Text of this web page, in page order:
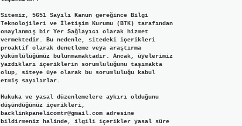
Sitemiz, 5651 Sayılı Kanun gereğince Bilgi
Teknolojileri ve İletişim Kurumu (BTK) tarafından
onaylanmış bir Yer Sağlayıcı olarak hizmet
vermektedir. Bu nedenle, sitedeki içerikleri
proaktif olarak denetleme veya araştırma
yükümlülüğümüz bulunmamaktadır. Ancak, üyelerimiz
yazdıkları içeriklerin sorumluluğunu taşımakta
olup, siteye üye olarak bu sorumluluğu kabul
etmiş sayılırlar.
Hukuka ve yasal düzenlemelere aykırı olduğunu
düşündüğünüz içerikleri,
backlinkpanelicomtr@gmail.comadresine
bildirmeniz halinde, ilgili içerikler yasal süre